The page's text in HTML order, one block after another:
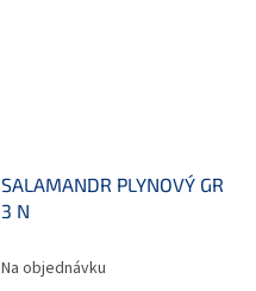
SALAMANDR PLYNOVÝ GR
3 N
Na objednávku